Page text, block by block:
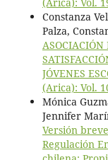
Constanza
Palza,
JÓVENES
(Arica): Vol.
Mónica
Jennifer
Versión
Regulación